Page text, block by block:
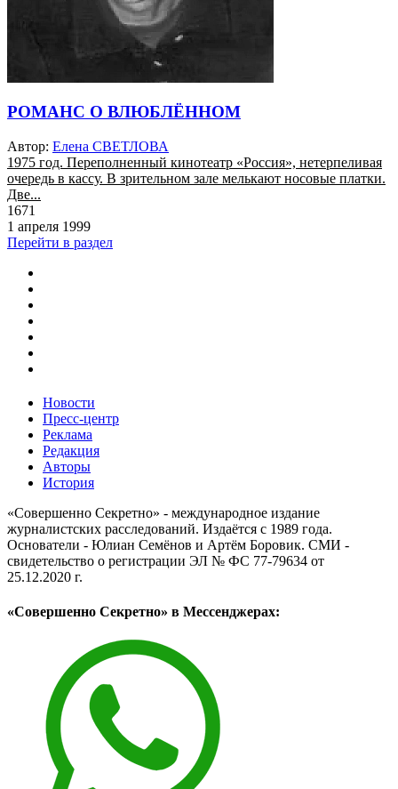
РОМАНС О ВЛЮБЛЁННОМ
Автор: Елена СВЕТЛОВА
1975 год. Переполненный кинотеатр «Россия», нетерпеливая
очередь в кассу. В зрительном зале мелькают носовые платки.
Две...
1671
1 апреля 1999
Перейти в раздел
Новости
Пресс-центр
Реклама
Редакция
Авторы
История
«Совершенно Секретно» - международное издание
журналистских расследований. Издаётся с 1989 года.
Основатели - Юлиан Семёнов и Артём Боровик. CМИ -
свидетельство о регистрации ЭЛ № ФС 77-79634 от
25.12.2020 г.
«Совершенно Секретно» в Мессенджерах: